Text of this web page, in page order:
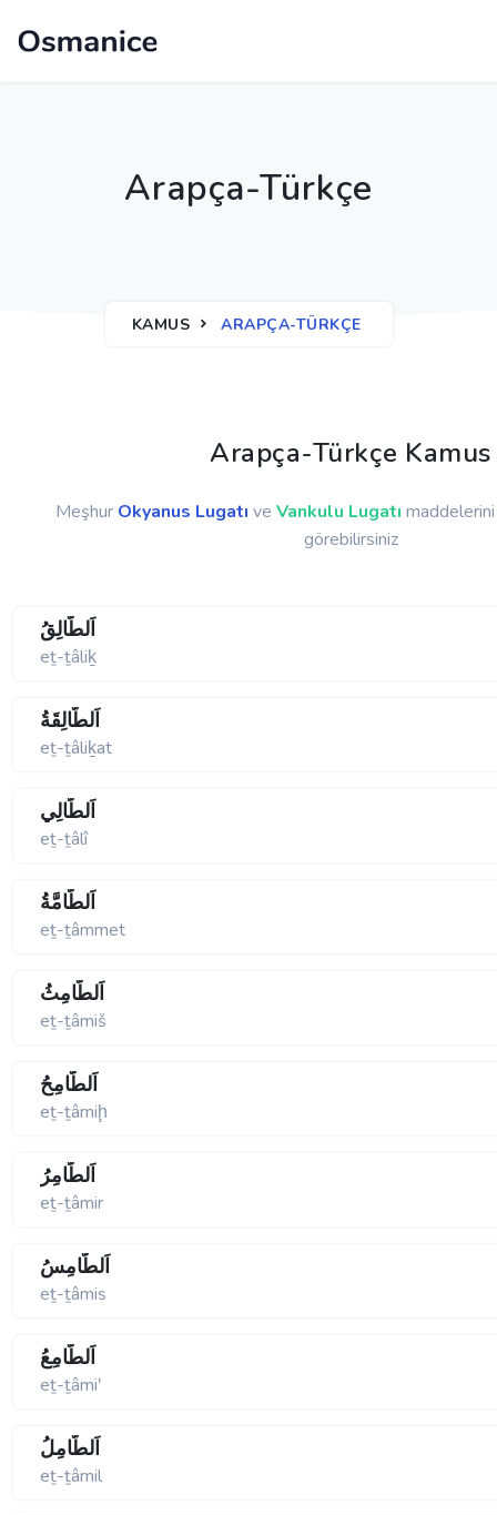
Arapça-Türkçe
KAMUS ARAPÇA-TÜRKÇE
Arapça-Türkçe Kamus
Meşhur Okyanus Lugatı ve Vankulu Lugatı
görebilirsiniz
اَلطَّالِقُ
eṯ-ṯâliḵ
اَلطَّالِقَةُ
eṯ-ṯâliḵat
اَلطَّالِي
eṯ-ṯâlî
اَلطَّامَّةُ
eṯ-ṯâmmet
اَلطَّامِثُ
eṯ-ṯâmiš
اَلطَّامِحُ
eṯ-ṯâmiḩ
اَلطَّامِرُ
eṯ-ṯâmir
اَلطَّامِسُ
eṯ-ṯâmis
اَلطَّامِعُ
eṯ-ṯâmiʹ
اَلطَّامِلُ
eṯ-ṯâmil